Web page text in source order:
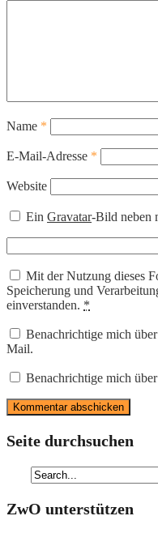
Name *
E-Mail-Adresse *
Website
EinGravatar-Bild neben
Mit der Nutzung dieses
Speicherung und
einverstanden. *
Benachrichtige mich
Mail.
Benachrichtige mich
Seite durchsuchen
ZwO unterstützen